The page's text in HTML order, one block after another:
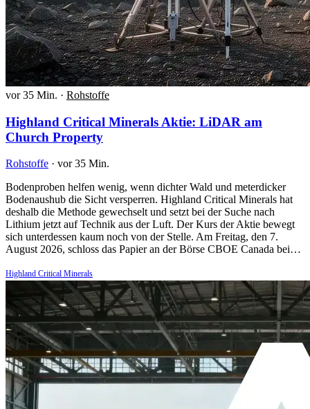
vor 35 Min. · Rohstoffe
Highland Critical Minerals Aktie: LiDAR am
Church Property
Rohstoffe · vor 35 Min.
Bodenproben helfen wenig, wenn dichter Wald und meterdicker
Bodenaushub die Sicht versperren. Highland Critical Minerals hat
deshalb die Methode gewechselt und setzt bei der Suche nach
Lithium jetzt auf Technik aus der Luft. Der Kurs der Aktie bewegt
sich unterdessen kaum noch von der Stelle. Am Freitag, den 7.
August 2026, schloss das Papier an der Börse CBOE Canada bei…
Highland Critical Minerals